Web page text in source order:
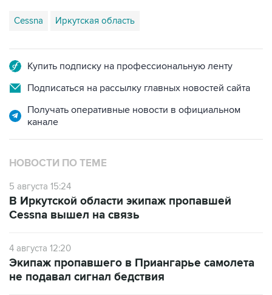
Cessna Иркутская область
Купить подписку на профессиональную ленту
Подписаться на рассылку главных новостей сайта
Получать оперативные новости в официальном
канале
НОВОСТИ ПО ТЕМЕ
5 августа 15:24
В Иркутской области экипаж пропавшей
Cessna вышел на связь
4 августа 12:20
Экипаж пропавшего в Приангарье самолета
не подавал сигнал бедствия